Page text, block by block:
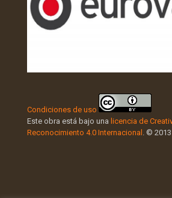
Condiciones de uso
Este obra está bajo una licencia de
Reconocimiento 4.0 Internacional
. ©